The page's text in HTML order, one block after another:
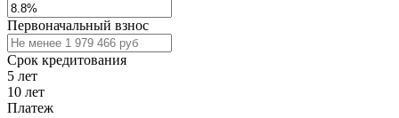
Первоначальный взнос
Срок кредитования
5 лет
10 лет
Платеж